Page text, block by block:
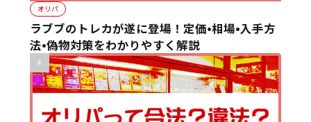
オリパ
ラブブのトレカが遂に登場！定価•相場•入手方
法•偽物対策をわかりやすく解説